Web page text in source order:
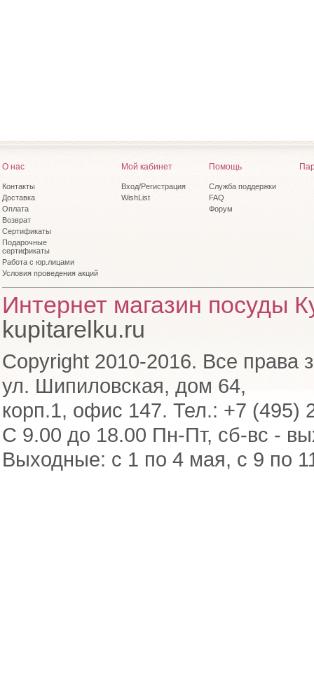
О нас
Контакты
Доставка
Оплата
Возврат
Сертификаты
Подарочные
сертификаты
Работа с юр.лицами
Условия проведения акций
Мой кабинет
Вход/Регистрация
WishList
Помощь
Служба поддержки
FAQ
Форум
Интернет магазин посуды
kupitarelku.ru
Copyright 2010-2016. Все права
ул. Шипиловская, дом 64,
корп.1, офис 147. Тел.: +7 (495)
С 9.00 до 18.00 Пн-Пт, сб-вс -
Выходные: с 1 по 4 мая, с 9 по